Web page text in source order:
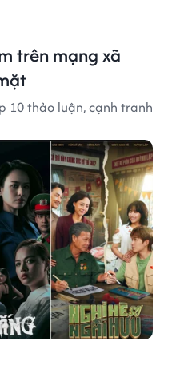
trên mạng xã
10 thảo luận, cạnh tranh